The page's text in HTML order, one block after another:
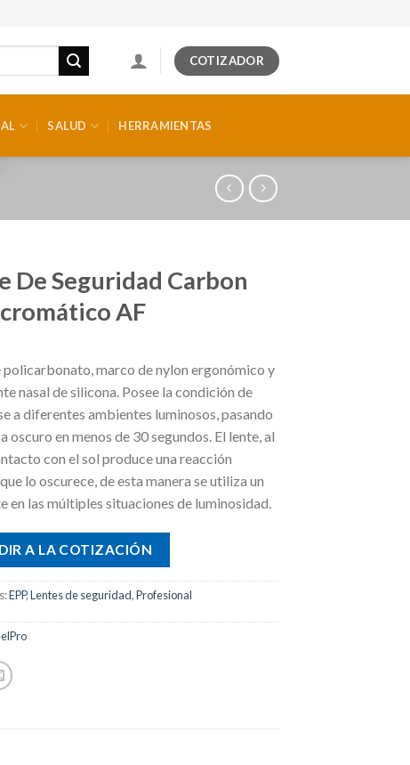
COTIZADOR
SALUD HERRAMIENTAS
De Seguridad Carbon
AF
policarbonato, marco de nylon ergonómico y
nasal de silicona. Posee la condición de
a diferentes ambientes luminosos, pasando
oscuro en menos de 30 segundos. El lente, al
con el sol produce una reacción
lo oscurece, de esta manera se utiliza un
en las múltiples situaciones de luminosidad.
A LA COTIZACIÓN
EPP,Lentes de seguridad,Profesional